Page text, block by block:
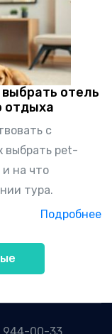
отель
отдыха
с
выбрать pet-
и на что
тура.
Подробнее